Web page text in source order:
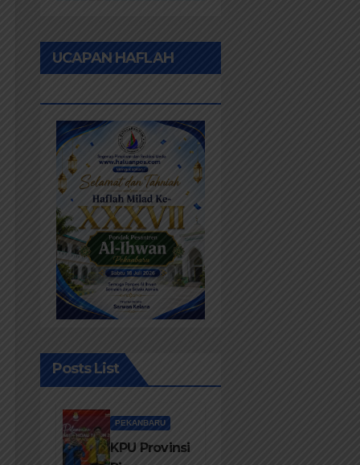
UCAPAN HAFLAH
Posts List
PEKANBARU
KPU Provinsi